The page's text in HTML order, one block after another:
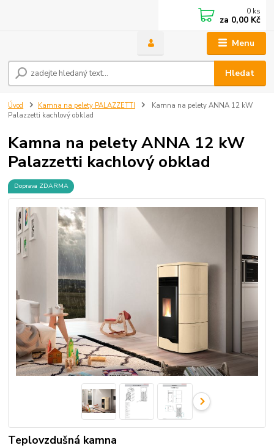
Menu
Hledat
0 ks
za 0,00 Kč
Úvod Kamna na pelety PALAZZETTI
Kamna na pelety ANNA 12 kW
Palazzetti kachlový obklad
Kamna na pelety ANNA 12 kW
Palazzetti kachlový obklad
Doprava ZDARMA
Teplovzdušná kamna